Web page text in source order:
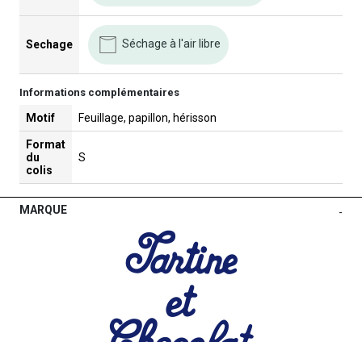
Sechage Séchage à l'air libre
Informations complémentaires
Motif Feuillage, papillon, hérisson
Format
du
colis
S
MARQUE -